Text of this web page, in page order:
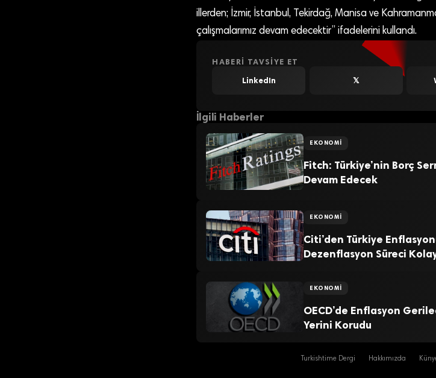
illerden; İzmir, İstanbul, Tekirdağ, Manisa ve
çalışmalarımız devam edecektir” ifadelerini kullandı.
HABERI TAVSIYE ET
LinkedIn 𝕏
İlgili Haberler
EKONOMI
Fitch: Türkiye’nin Borç
Devam Edecek
EKONOMI
Citi’den Türkiye
Dezenflasyon Süreci
EKONOMI
OECD’de Enflasyon
Yerini Korudu
Turkishtime Dergi Hakkımızda